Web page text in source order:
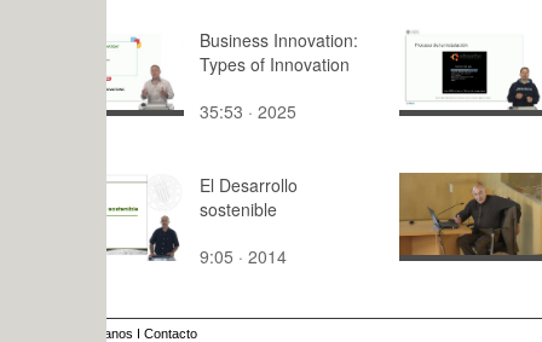
Business Innovation:
Types of Innovation
35:53 · 2025
Proceso
4:45 · 2021
El Desarrollo
sostenible
9:05 · 2014
ANDRÉS
TODOS
119:11 ·